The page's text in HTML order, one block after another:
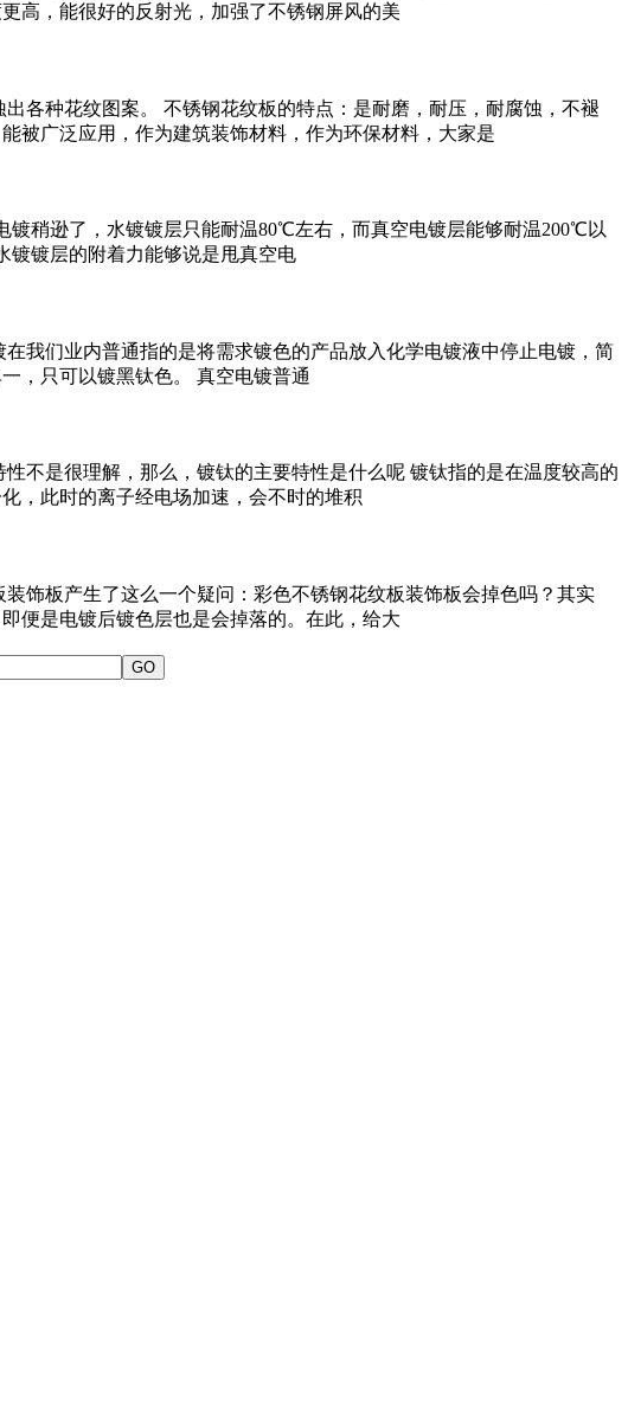
高，能很好的反射光，加强了不锈钢屏风的美
各种花纹图案。 不锈钢花纹板的特点：是耐磨，耐压，耐腐蚀，不褪
被广泛应用，作为建筑装饰材料，作为环保材料，大家是
稍逊了，水镀镀层只能耐温80℃左右，而真空电镀层能够耐温200℃以
镀镀层的附着力能够说是甩真空电
我们业内普通指的是将需求镀色的产品放入化学电镀液中停止电镀，简
，只可以镀黑钛色。 真空电镀普通
不是很理解，那么，镀钛的主要特性是什么呢 镀钛指的是在温度较高的
，此时的离子经电场加速，会不时的堆积
板产生了这么一个疑问：彩色不锈钢花纹板装饰板会掉色吗？其实
便是电镀后镀色层也是会掉落的。在此，给大